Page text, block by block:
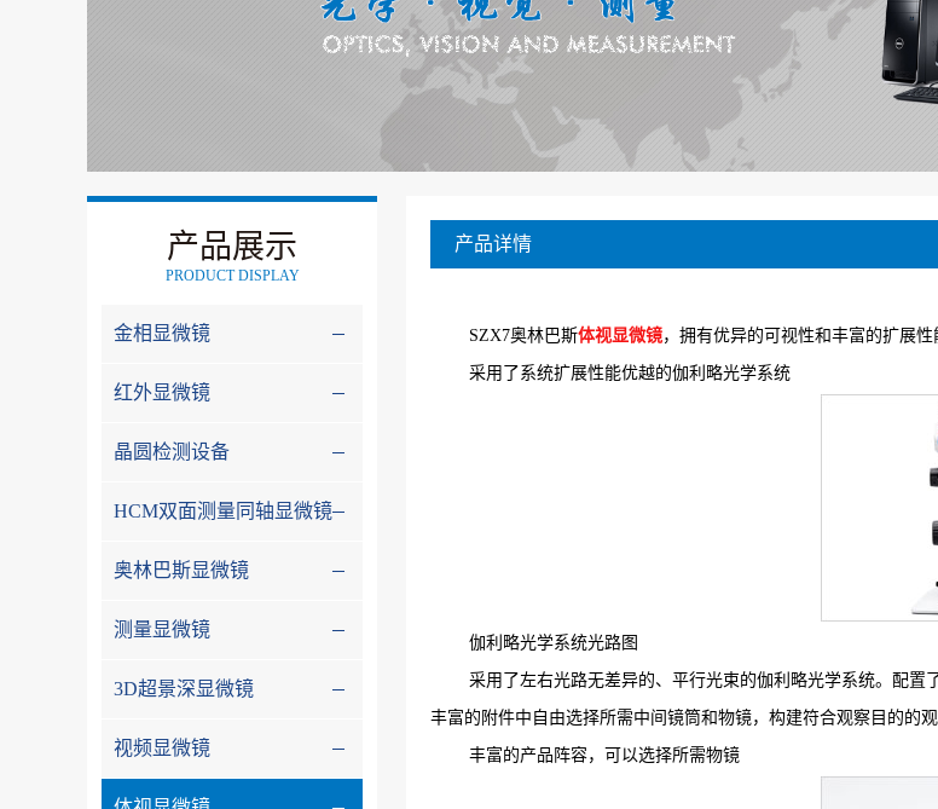
产品展示
PRODUCT DISPLAY
金相显微镜
红外显微镜
晶圆检测设备
HCM双面测量同轴显微镜
奥林巴斯显微镜
测量显微镜
3D超景深显微镜
视频显微镜
产品详情
SZX7奥林巴斯体视显微镜，拥有优异的可视性和丰富的扩展性
采用了系统扩展性能优越的伽利略光学系统
伽利略光学系统光路图
采用了左右光路无差异的、平行光束的伽利略光学系统。配
丰富的附件中自由选择所需中间镜筒和物镜，构建符合观察目的的观
丰富的产品阵容，可以选择所需物镜